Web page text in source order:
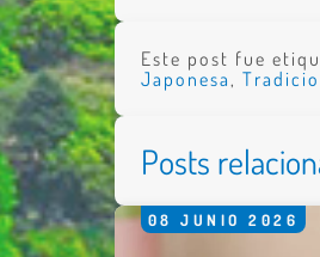
Este post fue
Japonesa ,
Posts
08 JUNIO 2026